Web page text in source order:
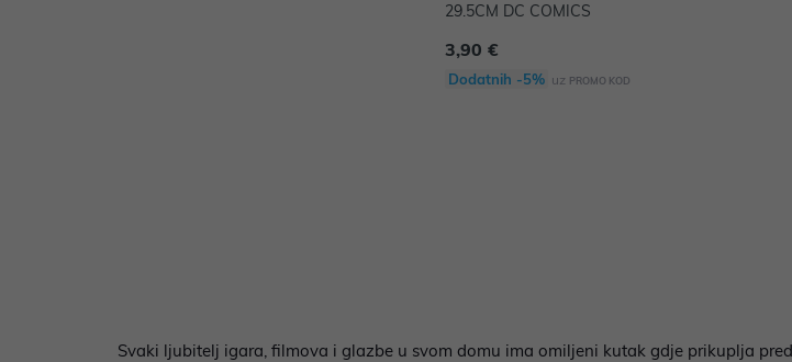
29.5CM DC COMICS
3,90 €
Dodatnih -5% uz PROMO KOD
Svaki ljubitelj igara, filmova i glazbe u svom domu ima omiljeni kutak gdje prikuplja